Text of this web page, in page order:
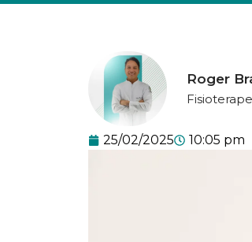
Roger
25/02/2025 10:05 pm